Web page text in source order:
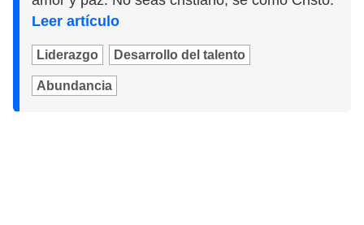
Leer artículo
Liderazgo Desarrollo del talento
Abundancia